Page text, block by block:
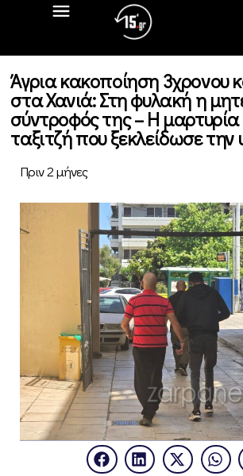
Άγρια κακοποίηση 3χρονου
στα Χανιά: Στη φυλακή η
σύντροφός της – Η μαρτυρία
ταξιτζή που ξεκλείδωσε
Πριν 2 μήνες